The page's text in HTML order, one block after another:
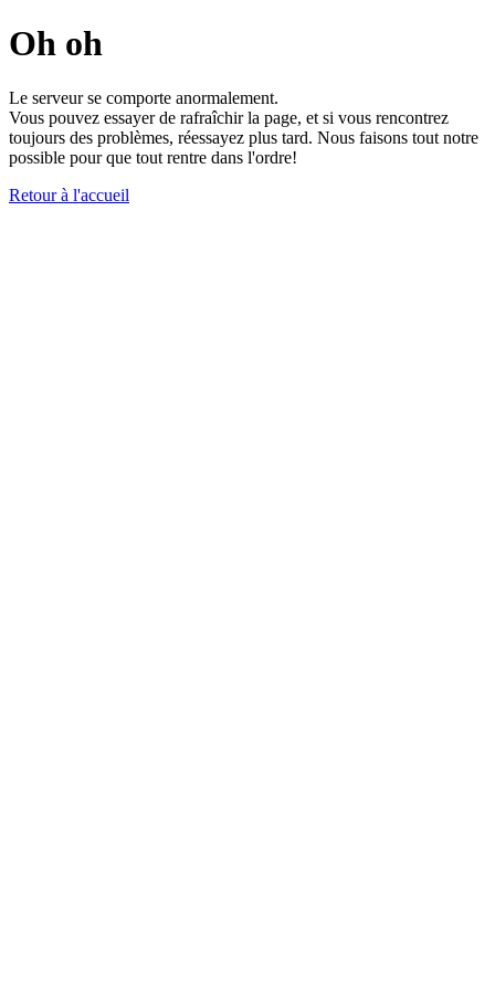
Oh oh
Le serveur se comporte anormalement.
Vous pouvez essayer de rafraîchir la page, et si vous rencontrez
toujours des problèmes, réessayez plus tard. Nous faisons tout notre
possible pour que tout rentre dans l'ordre!
Retour à l'accueil